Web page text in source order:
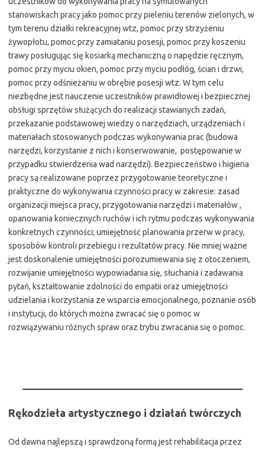
stanowiskach pracy jako pomoc przy pieleniu terenów zielonych, w
tym terenu działki rekreacyjnej wtz, pomoc przy strzyżeniu
żywopłotu, pomoc przy zamiataniu posesji, pomoc przy koszeniu
trawy posługując się kosiarką mechaniczną o napędzie ręcznym,
pomoc przy myciu okien, pomoc przy myciu podłóg, ścian i drzwi,
pomoc przy odśnieżaniu w obrębie posesji wtz. W tym celu
niezbędne jest nauczenie uczestników prawidłowej i bezpiecznej
obsługi sprzętów służących do realizacji stawianych zadań,
przekazanie podstawowej wiedzy o narzędziach, urządzeniach i
materiałach stosowanych podczas wykonywania prac (budowa
narzędzi, korzystanie z nich i konserwowanie, postępowanie w
przypadku stwierdzenia wad narzędzi). Bezpieczeństwo i higiena
pracy są realizowane poprzez przygotowanie teoretyczne i
praktyczne do wykonywania czynności pracy w zakresie: zasad
organizacji miejsca pracy, przygotowania narzędzi i materiałów ,
opanowania koniecznych ruchów i ich rytmu podczas wykonywania
konkretnych czynności; umiejętność planowania przerw w pracy,
sposobów kontroli przebiegu i rezultatów pracy. Nie mniej ważne
jest doskonalenie umiejętności porozumiewania się z otoczeniem,
rozwijanie umiejętności wypowiadania się, słuchania i zadawania
pytań, kształtowanie zdolności do empatii oraz umiejętności
udzielania i korzystania ze wsparcia emocjonalnego, poznanie osób
i instytucji, do których można zwracać się o pomoc w
rozwiązywaniu różnych spraw oraz trybu zwracania się o pomoc.
Rękodzieła artystycznego i działań twórczych
Od dawna najlepszą i sprawdzoną formą jest rehabilitacja przez